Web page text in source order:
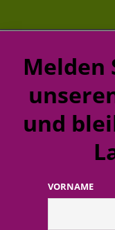
Melden
und
VORNAME